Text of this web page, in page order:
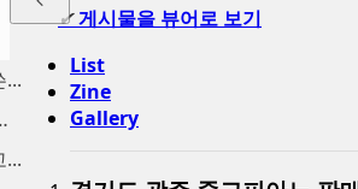
✔게시물을 뷰어로 보기
List
Zine
Gallery
...
동 고...
...